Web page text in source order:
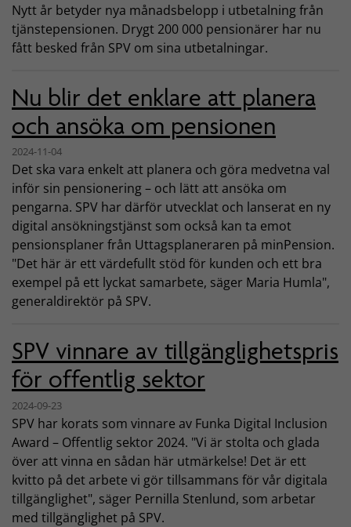
Nytt år betyder nya månadsbelopp i utbetalning från
tjänstepensionen. Drygt 200 000 pensionärer har nu
fått besked från SPV om sina utbetalningar.
Nu blir det enklare att planera
och ansöka om pensionen
2024-11-04
Det ska vara enkelt att planera och göra medvetna val
inför sin pensionering – och lätt att ansöka om
pengarna. SPV har därför utvecklat och lanserat en ny
digital ansökningstjänst som också kan ta emot
pensionsplaner från Uttagsplaneraren på minPension.
"Det här är ett värdefullt stöd för kunden och ett bra
exempel på ett lyckat samarbete, säger Maria Humla",
generaldirektör på SPV.
SPV vinnare av tillgänglighetspris
för offentlig sektor
2024-09-23
SPV har korats som vinnare av Funka Digital Inclusion
Award – Offentlig sektor 2024. "Vi är stolta och glada
över att vinna en sådan här utmärkelse! Det är ett
kvitto på det arbete vi gör tillsammans för vår digitala
tillgänglighet", säger Pernilla Stenlund, som arbetar
med tillgänglighet på SPV.